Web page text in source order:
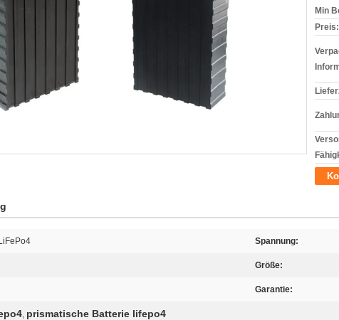
Min
Preis:
Spannung:
Größe:
Garantie:
, prismatische Batterie lifepo4